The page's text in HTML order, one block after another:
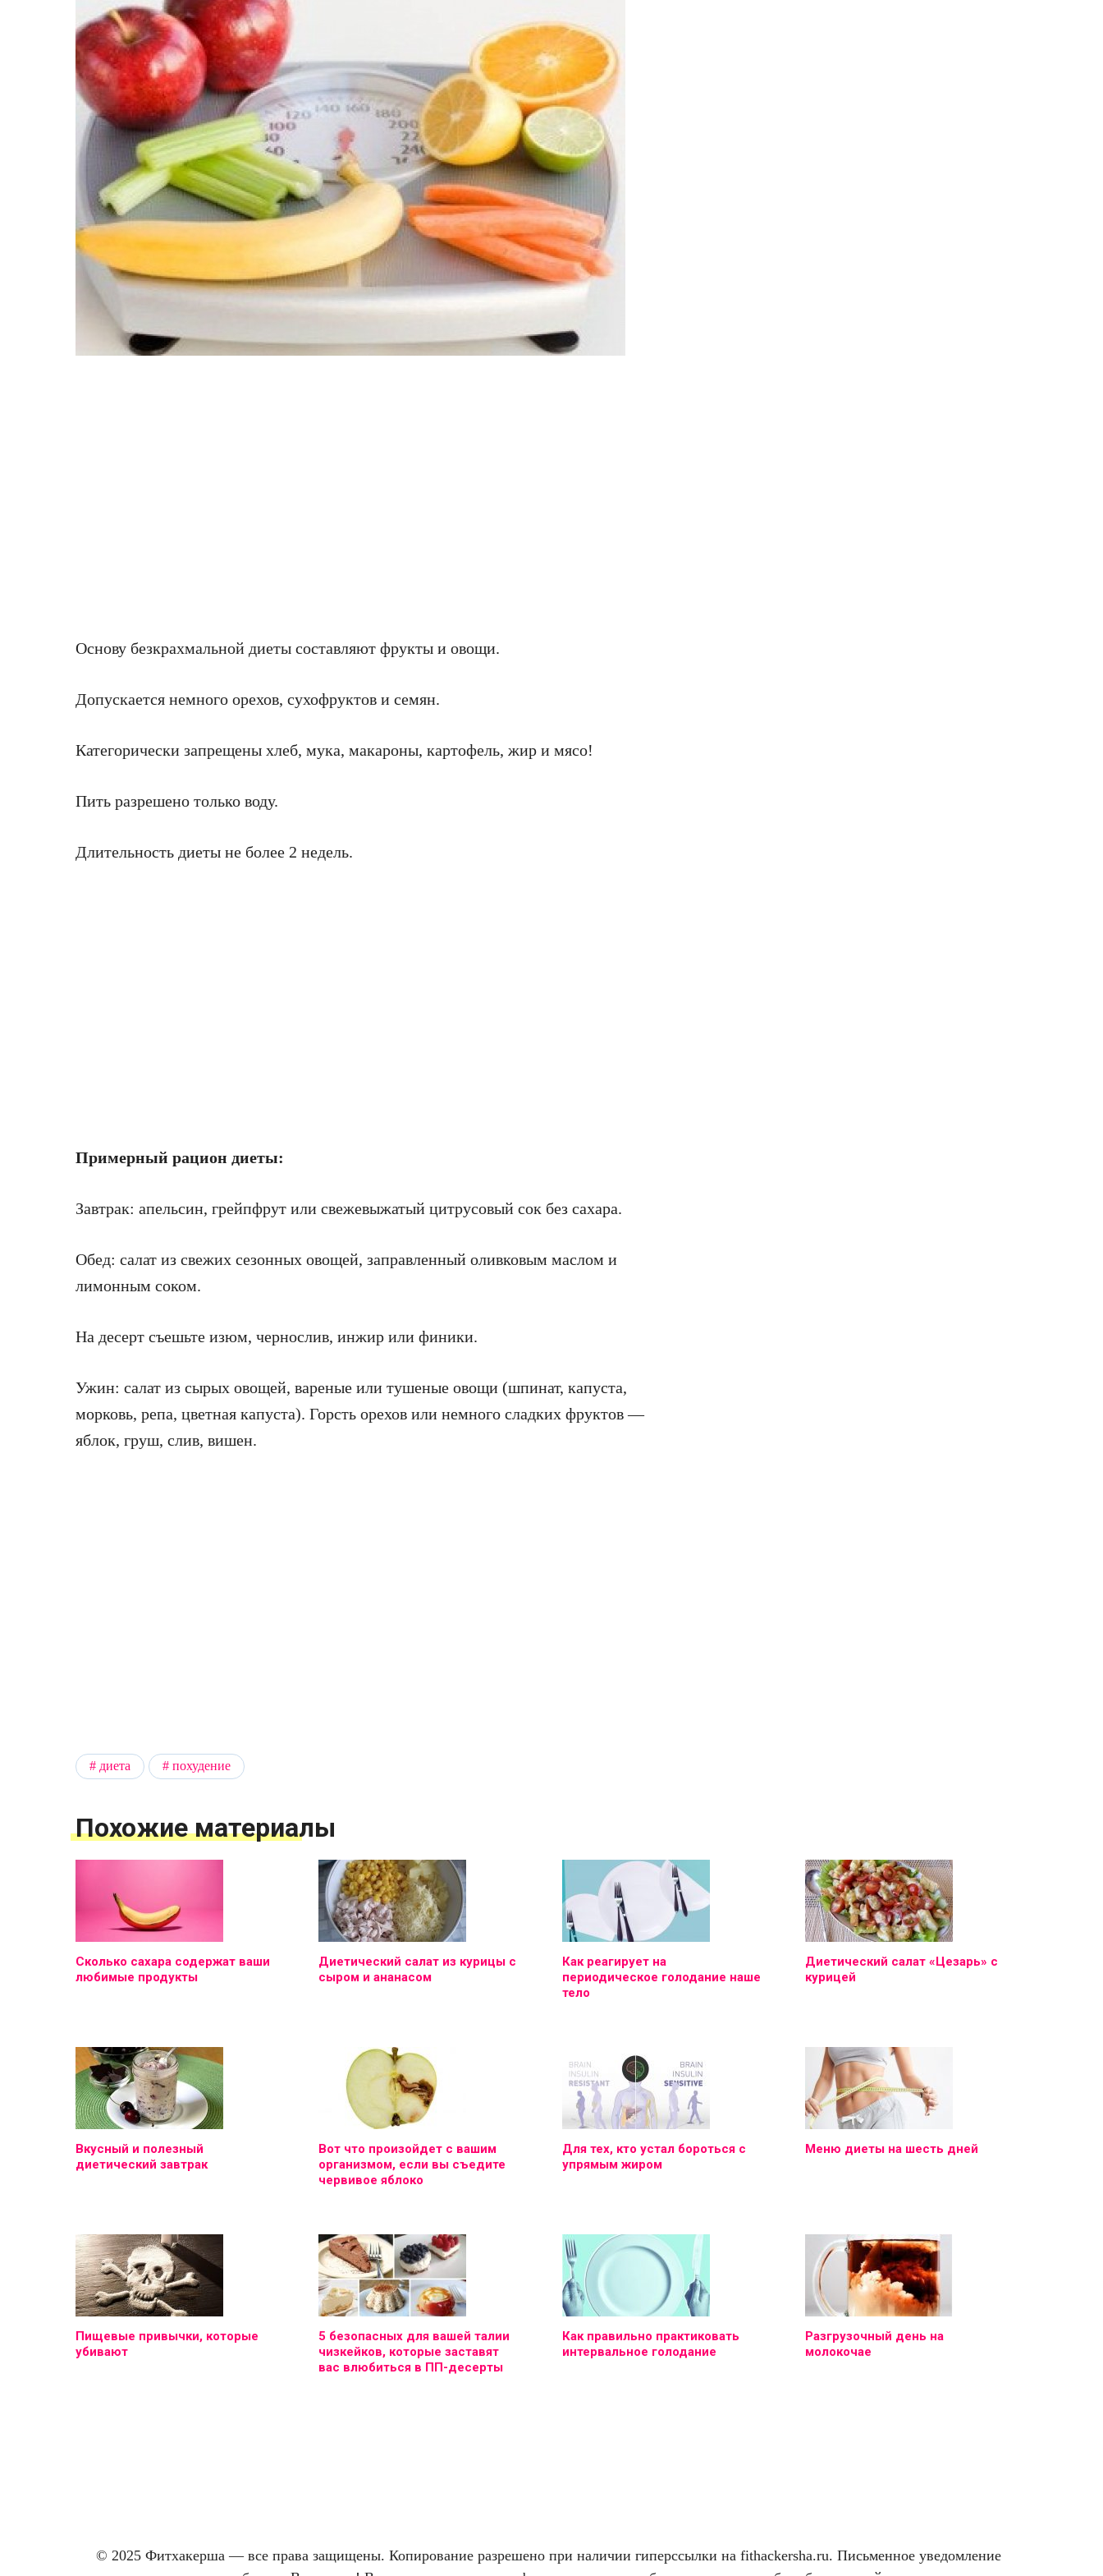
Основу безкрахмальной диеты составляют фрукты и овощи.
Допускается немного орехов, сухофруктов и семян.
Категорически запрещены хлеб, мука, макароны, картофель, жир и мясо!
Пить разрешено только воду.
Длительность диеты не более 2 недель.
Примерный рацион диеты:
Завтрак: апельсин, грейпфрут или свежевыжатый цитрусовый сок без сахара.
Обед: салат из свежих сезонных овощей, заправленный оливковым маслом и
лимонным соком.
На десерт съешьте изюм, чернослив, инжир или финики.
Ужин: салат из сырых овощей, вареные или тушеные овощи (шпинат, капуста,
морковь, репа, цветная капуста). Горсть орехов или немного сладких фруктов —
яблок, груш, слив, вишен.
диета похудение
Похожие материалы
Сколько сахара содержат ваши
любимые продукты
Диетический салат из курицы с
сыром и ананасом
Как реагирует на
периодическое голодание наше
тело
Диетический салат «Цезарь» с
курицей
Вкусный и полезный
диетический завтрак
Вот что произойдет с вашим
организмом, если вы съедите
червивое яблоко
Для тех, кто устал бороться с
упрямым жиром
Меню диеты на шесть дней
Пищевые привычки, которые
убивают
5 безопасных для вашей талии
чизкейков, которые заставят
вас влюбиться в ПП-десерты
Как правильно практиковать
интервальное голодание
Разгрузочный день на
молокочае
© 2025 Фитхакерша — все права защищены. Копирование разрешено при наличии гиперссылки на fithackersha.ru. Письменное уведомление